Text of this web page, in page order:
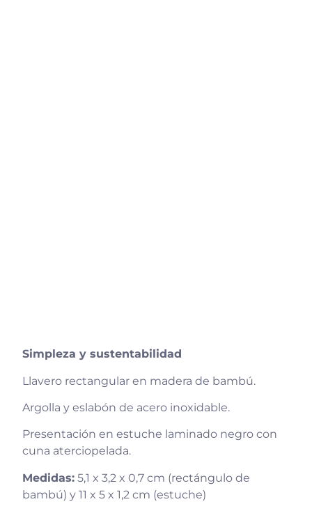
Simpleza y sustentabilidad
Llavero rectangular en madera de bambú.
Argolla y eslabón de acero inoxidable.
Presentación en estuche laminado negro con
cuna aterciopelada.
Medidas: 5,1 x 3,2 x 0,7 cm (rectángulo de
bambú) y 11 x 5 x 1,2 cm (estuche)